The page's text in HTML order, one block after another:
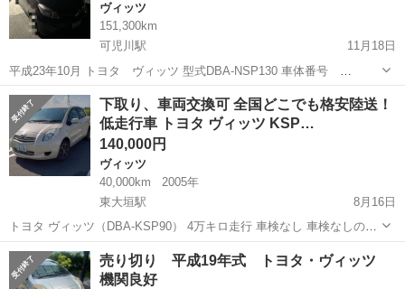
ヴィッツ
151,300km
可児川駅
11月18日
平成23年10月 トヨタ ヴィッツ 型式DBA-NSP130 車体番号
NSP130-2047254 ブラック インテリキー ヒートシーター 抹消済み 輸
出用 値下げ交渉不可 近日取消します
岐阜 可児市 可児川駅 ヴィッツ
下取り、車両交換可 全国どこでも格安陸送！
低走行車 トヨタ ヴィッツ KSP…
140,000円
ヴィッツ
40,000km
2005年
東大垣駅
8月16日
トヨタ ヴィッツ（DBA-KSP90） 4万キロ走行 車検なし 車検なしの場
合、車両価格の14万円 車検取得の場合、総額価格の20万円になります
タイヤホイールは変更になる予定です 燃費も良く、カタログ値リッタ
ー22....
岐阜 瑞穂市 東大垣駅 ヴィッツ 車両
売り切り 平成19年式 トヨタ・ヴィッツ
機関良好